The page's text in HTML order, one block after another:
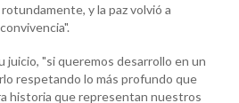
y la paz volvió a
juicio, "si queremos desarrollo en un
respetando lo más profundo que
historia que representan nuestros